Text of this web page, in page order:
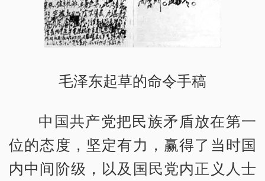
毛泽东起草的命令手稿
中国共产党把民族矛盾放在第一
位的态度，坚定有力，赢得了当时国
内中间阶级，以及国民党内正义人士